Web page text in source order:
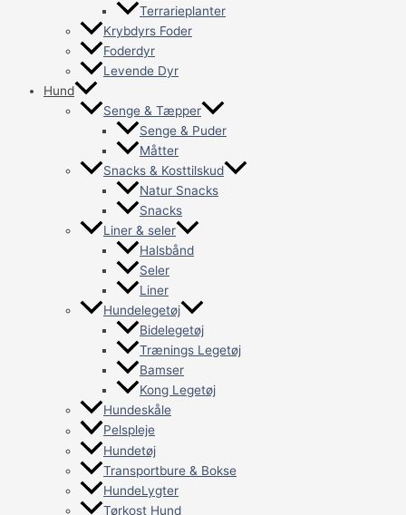
Terrarieplanter
Krybdyrs Foder
Foderdyr
Levende Dyr
Hund
Senge & Tæpper
Senge & Puder
Måtter
Snacks & Kosttilskud
Natur Snacks
Snacks
Liner & seler
Halsbånd
Seler
Liner
Hundelegetøj
Bidelegetøj
Trænings Legetøj
Bamser
Kong Legetøj
Hundeskåle
Pelspleje
Hundetøj
Transportbure & Bokse
HundeLygter
Tørkost Hund